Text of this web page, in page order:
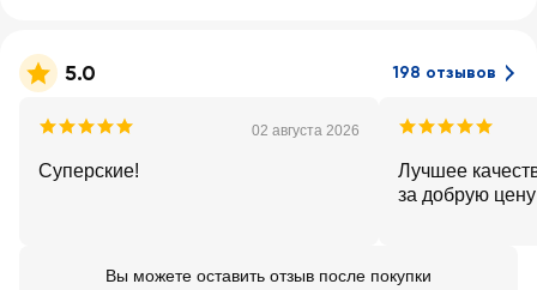
5.0 198 отзывов
02 августа 2026
Суперские!
Лучшее
за добрую
Вы можете оставить отзыв после покупки